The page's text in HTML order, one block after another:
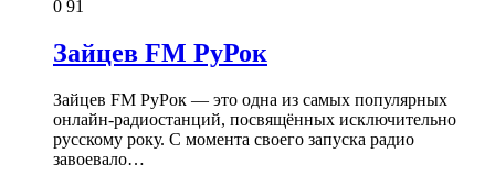
0 91
Зайцев FM РуРок
Зайцев FM РуРок — это одна из самых популярных
онлайн-радиостанций, посвящённых исключительно
русскому року. С момента своего запуска радио
завоевало…